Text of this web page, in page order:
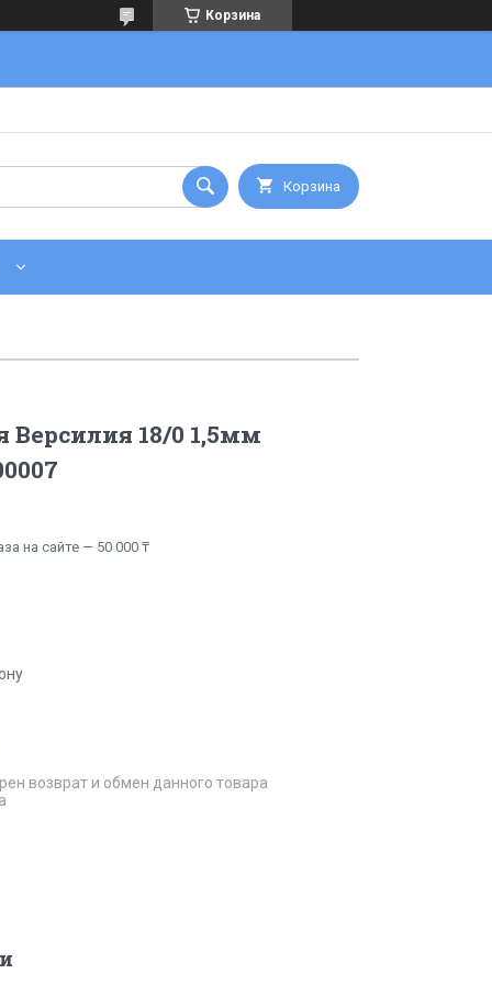
Корзина
Корзина
Версилия 18/0 1,5мм
на сайте — 50 000 ₸
возврат и обмен данного товара